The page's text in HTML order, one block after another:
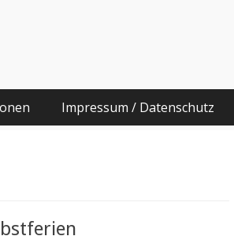
Impressum / Datenschutz